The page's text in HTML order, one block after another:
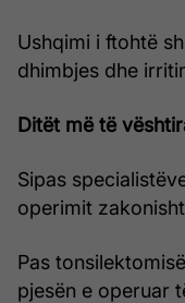
Ushqimi i ftohtë
dhimbjes dhe
Ditët më të
Sipas
operimit
Pas
pjesën e operuar